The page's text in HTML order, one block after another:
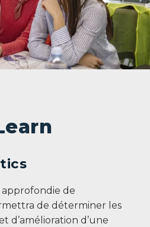
de
de déterminer les
d’amélioration d’une